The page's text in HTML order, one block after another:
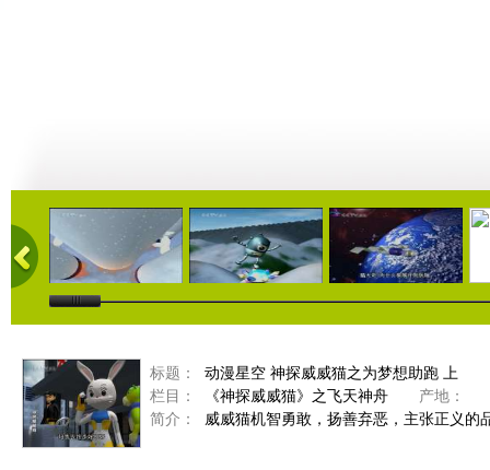
12:00 10:22 09:57
标题：
动漫星空 神探威威猫之为梦想助跑 上
栏目：
《神探威威猫》之飞天神舟 产地：
简介：
威威猫机智勇敢，扬善弃恶，主张正义的